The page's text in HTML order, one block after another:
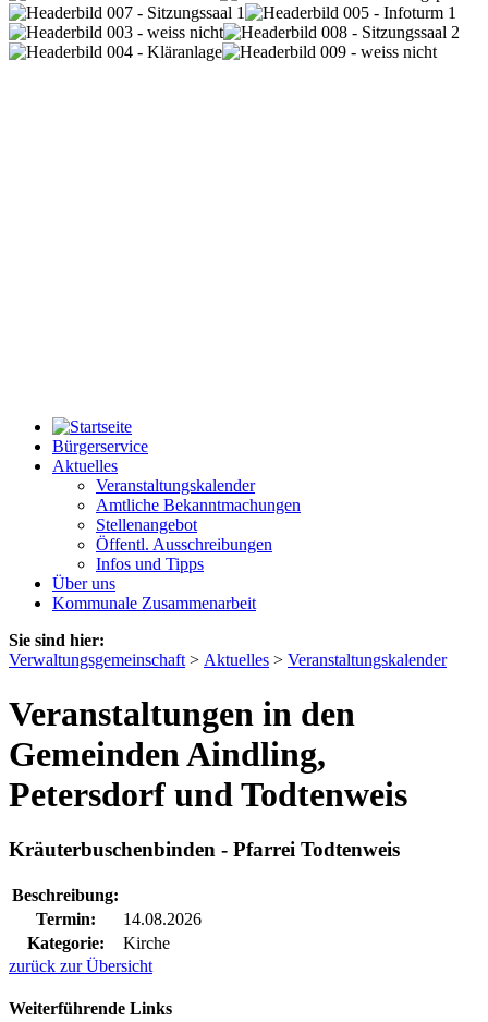
Bürgerservice
Aktuelles
Veranstaltungskalender
Amtliche Bekanntmachungen
Stellenangebot
Öffentl. Ausschreibungen
Infos und Tipps
Über uns
Kommunale Zusammenarbeit
Sie sind hier:
Verwaltungsgemeinschaft > Aktuelles > Veranstaltungskalender
Veranstaltungen in den
Gemeinden Aindling,
Petersdorf und Todtenweis
Kräuterbuschenbinden - Pfarrei Todtenweis
Beschreibung:
Termin:
14.08.2026
Kategorie:
Kirche
zurück zur Übersicht
Weiterführende Links